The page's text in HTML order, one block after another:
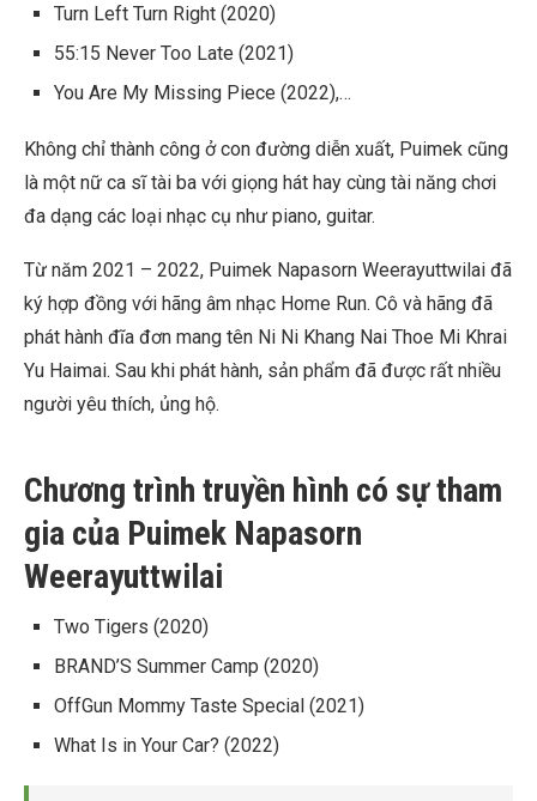
Turn Left Turn Right (2020)
55:15 Never Too Late (2021)
You Are My Missing Piece (2022),…
Không chỉ thành công ở con đường diễn xuất, Puimek cũng
là một nữ ca sĩ tài ba với giọng hát hay cùng tài năng chơi
đa dạng các loại nhạc cụ như piano, guitar.
Từ năm 2021 – 2022, Puimek Napasorn Weerayuttwilai đã
ký hợp đồng với hãng âm nhạc Home Run. Cô và hãng đã
phát hành đĩa đơn mang tên Ni Ni Khang Nai Thoe Mi Khrai
Yu Haimai. Sau khi phát hành, sản phẩm đã được rất nhiều
người yêu thích, ủng hộ.
Chương trình truyền hình có sự tham
gia của Puimek Napasorn
Weerayuttwilai
Two Tigers (2020)
BRAND’S Summer Camp (2020)
OffGun Mommy Taste Special (2021)
What Is in Your Car? (2022)